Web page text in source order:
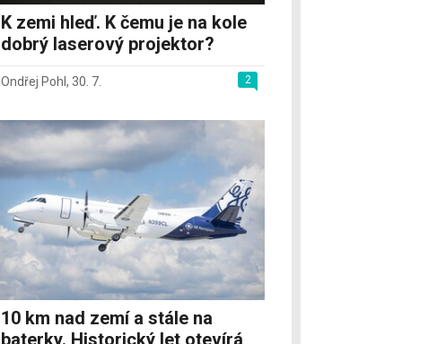
K zemi hleď. K čemu je na kole
dobrý laserový projektor?
2
Ondřej Pohl, 30. 7.
10 km nad zemí a stále na